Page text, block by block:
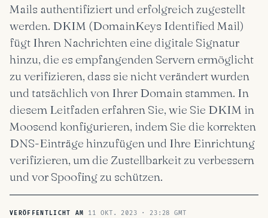
Mails authentifiziert und erfolgreich zugestellt
werden. DKIM (DomainKeys Identified Mail)
fügt Ihren Nachrichten eine digitale Signatur
hinzu, die es empfangenden Servern ermöglicht
zu verifizieren, dass sie nicht verändert wurden
und tatsächlich von Ihrer Domain stammen. In
diesem Leitfaden erfahren Sie, wie Sie DKIM in
Moosend konfigurieren, indem Sie die korrekten
DNS-Einträge hinzufügen und Ihre Einrichtung
verifizieren, um die Zustellbarkeit zu verbessern
und vor Spoofing zu schützen.
VERÖFFENTLICHT AM 11 OKT. 2023 · 23:28 GMT